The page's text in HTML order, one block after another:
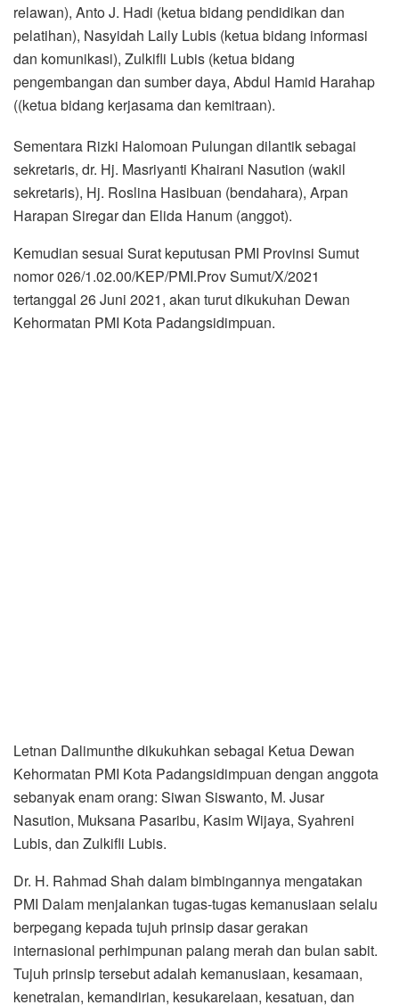
relawan), Anto J. Hadi (ketua bidang pendidikan dan
pelatihan), Nasyidah Laily Lubis (ketua bidang informasi
dan komunikasi), Zulkifli Lubis (ketua bidang
pengembangan dan sumber daya, Abdul Hamid Harahap
((ketua bidang kerjasama dan kemitraan).
Sementara Rizki Halomoan Pulungan dilantik sebagai
sekretaris, dr. Hj. Masriyanti Khairani Nasution (wakil
sekretaris), Hj. Roslina Hasibuan (bendahara), Arpan
Harapan Siregar dan Elida Hanum (anggot).
Kemudian sesuai Surat keputusan PMI Provinsi Sumut
nomor 026/1.02.00/KEP/PMI.Prov Sumut/X/2021
tertanggal 26 Juni 2021, akan turut dikukuhan Dewan
Kehormatan PMI Kota Padangsidimpuan.
Letnan Dalimunthe dikukuhkan sebagai Ketua Dewan
Kehormatan PMI Kota Padangsidimpuan dengan anggota
sebanyak enam orang: Siwan Siswanto, M. Jusar
Nasution, Muksana Pasaribu, Kasim Wijaya, Syahreni
Lubis, dan Zulkifli Lubis.
Dr. H. Rahmad Shah dalam bimbingannya mengatakan
PMI Dalam menjalankan tugas-tugas kemanusiaan selalu
berpegang kepada tujuh prinsip dasar gerakan
internasional perhimpunan palang merah dan bulan sabit.
Tujuh prinsip tersebut adalah kemanusiaan, kesamaan,
kenetralan, kemandirian, kesukarelaan, kesatuan, dan